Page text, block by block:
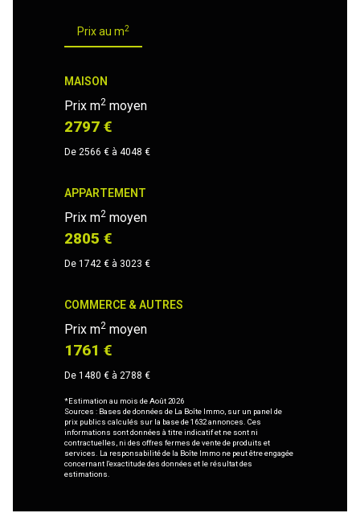
Prix au m2
MAISON
Prix m2 moyen
2797 €
De 2566 € à 4048 €
APPARTEMENT
Prix m2 moyen
2805 €
De 1742 € à 3023 €
COMMERCE & AUTRES
Prix m2 moyen
1761 €
De 1480 € à 2788 €
*Estimation au mois de Août 2026
Sources : Bases de données de La Boîte Immo, sur un panel de
prix publics calculés sur la base de 1632 annonces. Ces
informations sont données à titre indicatif et ne sont ni
contractuelles, ni des offres fermes de vente de produits et
services. La responsabilité de la Boîte Immo ne peut être engagée
concernant l'exactitude des données et le résultat des
estimations.